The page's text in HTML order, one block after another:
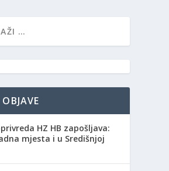
HZ HB zapošljava:
mjesta i u Središnjoj